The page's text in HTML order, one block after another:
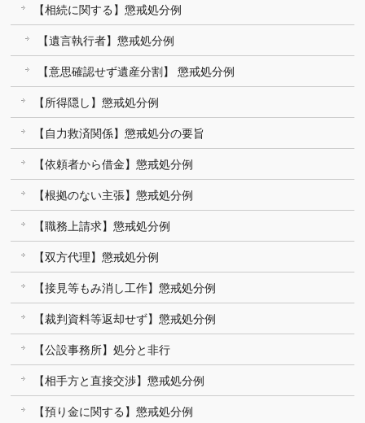
【相続に関する】懲戒処分例
【遺言執行者】懲戒処分例
【意思確認せず遺産分割】 懲戒処分例
【所得隠し】懲戒処分例
【自力救済関係】懲戒処分の要旨
【依頼者から借金】懲戒処分例
【根拠のない主張】懲戒処分例
【職務上請求】懲戒処分例
【双方代理】懲戒処分例
【接見等もみ消し工作】懲戒処分例
【裁判資料等返却せず】懲戒処分例
【公設事務所】処分と非行
【相手方と直接交渉】懲戒処分例
【預り金に関する】懲戒処分例